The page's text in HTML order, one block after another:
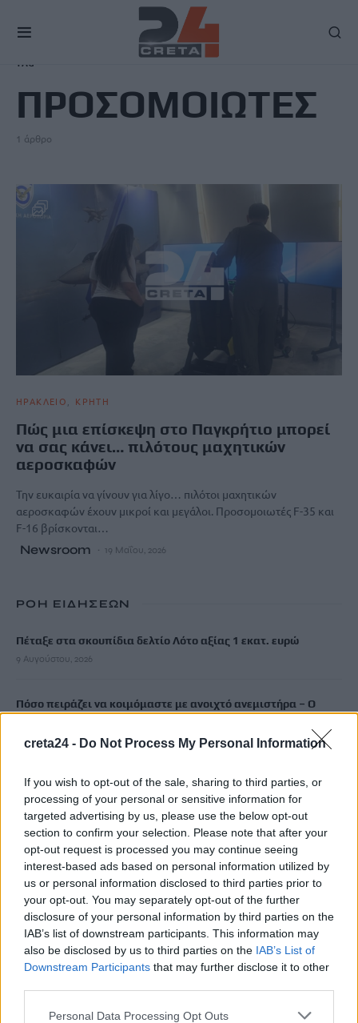
creta24 - Do Not Process My Personal Information
If you wish to opt-out of the sale, sharing to third parties, or
processing of your personal or sensitive information for
targeted advertising by us, please use the below opt-out
section to confirm your selection. Please note that after your
opt-out request is processed you may continue seeing
interest-based ads based on personal information utilized by
us or personal information disclosed to third parties prior to
your opt-out. You may separately opt-out of the further
disclosure of your personal information by third parties on the
IAB’s list of downstream participants. This information may
also be disclosed by us to third parties on the IAB’s List of
Downstream Participants that may further disclose it to other
Personal Data Processing Opt Outs
TAG
ΠΡΟΣΟΜΟΙΩΤΕΣ
1 άρθρο
ΗΡΑΚΛΕΙΟ ΚΡΗΤΗ
Πώς μια επίσκεψη στο Παγκρήτιο μπορεί
να σας κάνει… πιλότους μαχητικών
αεροσκαφών
Την ευκαιρία να γίνουν για λίγο… πιλότοι μαχητικών
αεροσκαφών έχουν μικροί και μεγάλοι. Προσομοιωτές F-35 και
F-16 βρίσκονται…
Newsroom 19 Μαΐου, 2026
ΡΟΗ ΕΙΔΗΣΕΩΝ
Πέταξε στα σκουπίδια δελτίο Λότο αξίας 1 εκατ. ευρώ
9 Αυγούστου, 2026
Πόσο πειράζει να κοιμόμαστε με ανοιχτό ανεμιστήρα – Ο
9 Αυγούστου, 2026
Ένα άγνωστο επίδομα για συνταξιούχους – Ποιες οι
προϋποθέσεις
9 Αυγούστου, 2026
Από τις 16 έως 24 Αυγούστου το Φεστιβάλ Γεύσεων & Τέχνης
στην Κίσσαμο
9 Αυγούστου, 2026
Επίδομα αδείας: Μέχρι πότε καταβάλλεται – Τι χρήματα θα
λάβετε
9 Αυγούστου, 2026